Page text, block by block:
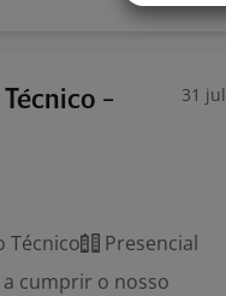
-
31 jul
Técnico
Presencial
cumprir o nosso